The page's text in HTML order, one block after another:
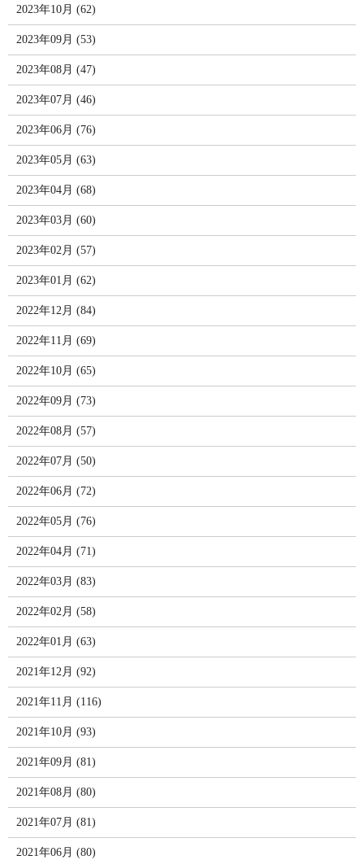
2023年10月 (62)
2023年09月 (53)
2023年08月 (47)
2023年07月 (46)
2023年06月 (76)
2023年05月 (63)
2023年04月 (68)
2023年03月 (60)
2023年02月 (57)
2023年01月 (62)
2022年12月 (84)
2022年11月 (69)
2022年10月 (65)
2022年09月 (73)
2022年08月 (57)
2022年07月 (50)
2022年06月 (72)
2022年05月 (76)
2022年04月 (71)
2022年03月 (83)
2022年02月 (58)
2022年01月 (63)
2021年12月 (92)
2021年11月 (116)
2021年10月 (93)
2021年09月 (81)
2021年08月 (80)
2021年07月 (81)
2021年06月 (80)